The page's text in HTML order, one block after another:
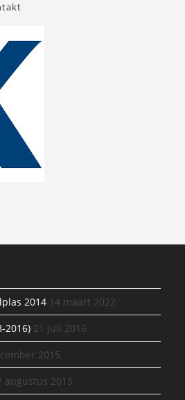
2014 14 maart 2022
2016) 21 juli 2016
2015
augustus 2015